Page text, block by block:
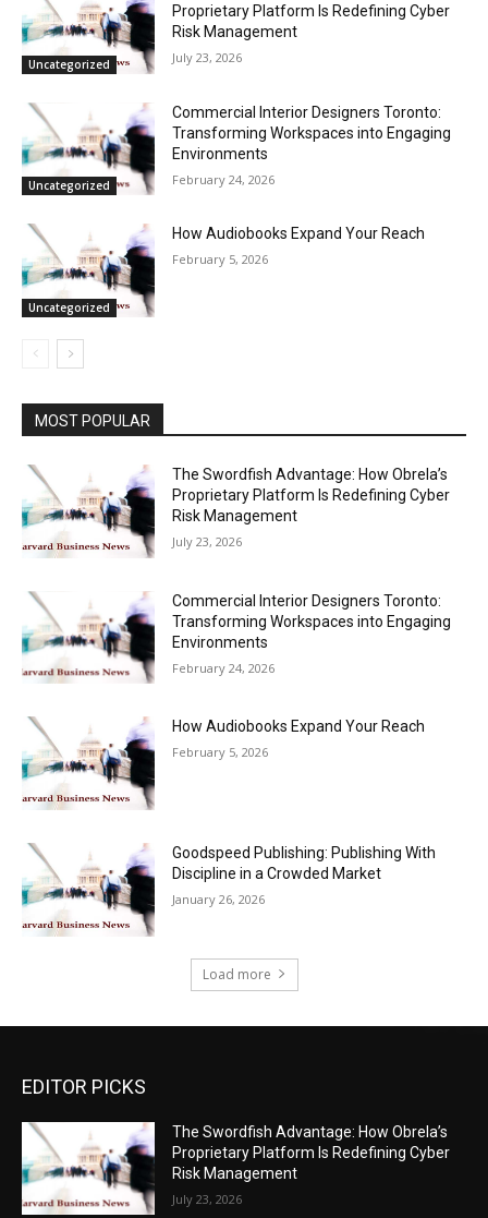
Uncategorized
Proprietary Platform Is Redefining Cyber
Risk Management
July 23, 2026
Uncategorized
Commercial Interior Designers Toronto:
Transforming Workspaces into Engaging
Environments
February 24, 2026
Uncategorized
How Audiobooks Expand Your Reach
February 5, 2026
MOST POPULAR
The Swordfish Advantage: How Obrela’s
Proprietary Platform Is Redefining Cyber
Risk Management
July 23, 2026
Commercial Interior Designers Toronto:
Transforming Workspaces into Engaging
Environments
February 24, 2026
How Audiobooks Expand Your Reach
February 5, 2026
Goodspeed Publishing: Publishing With
Discipline in a Crowded Market
January 26, 2026
Load more
EDITOR PICKS
The Swordfish Advantage: How Obrela’s
Proprietary Platform Is Redefining Cyber
Risk Management
July 23, 2026